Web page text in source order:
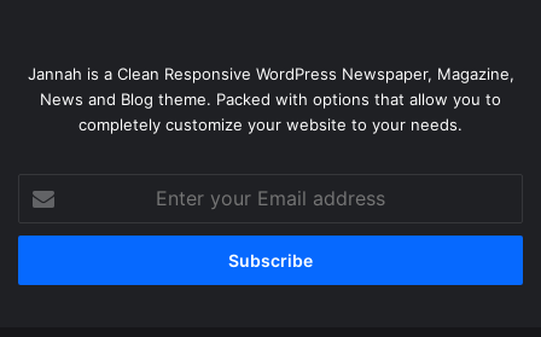
Jannah is a Clean Responsive WordPress Newspaper, Magazine,
News and Blog theme. Packed with options that allow you to
completely customize your website to your needs.
your
Email